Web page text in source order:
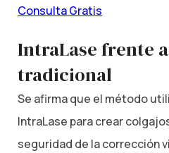
Consulta Gratis
IntraLase frente
tradicional
Se afirma que el método
IntraLase para crear
seguridad de la corrección